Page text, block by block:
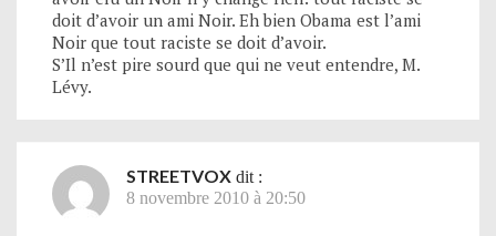
doit d’avoir un ami Noir. Eh bien Obama est l’ami
Noir que tout raciste se doit d’avoir.
S’Il n’est pire sourd que qui ne veut entendre, M.
Lévy.
STREETVOX dit :
8 novembre 2010 à 20:50